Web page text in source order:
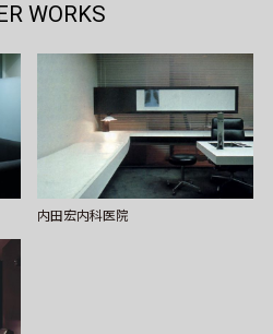
WORKS
内田宏内科医院